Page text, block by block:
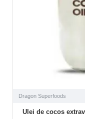
Dragon Superfoods
Ulei de cocos